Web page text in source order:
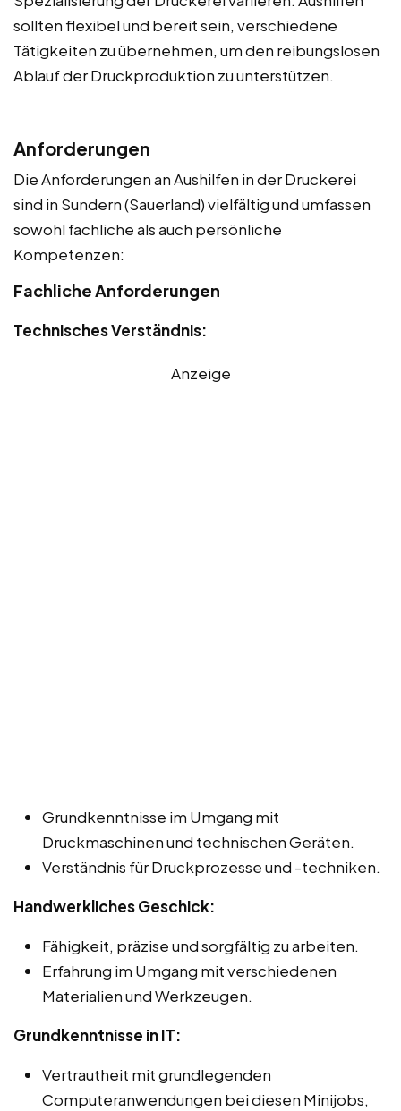
sollten flexibel und bereit sein, verschiedene
Tätigkeiten zu übernehmen, um den reibungslosen
Ablauf der Druckproduktion zu unterstützen.
Anforderungen
Die Anforderungen an Aushilfen in der Druckerei
sind in Sundern (Sauerland) vielfältig und umfassen
sowohl fachliche als auch persönliche
Kompetenzen:
Fachliche Anforderungen
Technisches Verständnis:
Anzeige
Grundkenntnisse im Umgang mit
Druckmaschinen und technischen Geräten.
Verständnis für Druckprozesse und -techniken.
Handwerkliches Geschick:
Fähigkeit, präzise und sorgfältig zu arbeiten.
Erfahrung im Umgang mit verschiedenen
Materialien und Werkzeugen.
Grundkenntnisse in IT:
Vertrautheit mit grundlegenden
Computeranwendungen bei diesen Minijobs,